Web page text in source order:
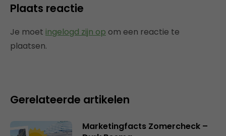
Plaats reactie
Je moet ingelogd zijn op om een reactie te
plaatsen.
Gerelateerde artikelen
Marketingfacts Zomercheck –